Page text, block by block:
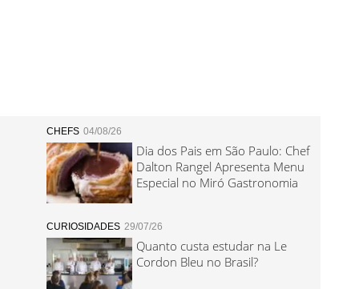
CHEFS 04/08/26
Dia dos Pais em São Paulo: Chef
Dalton Rangel Apresenta Menu
Especial no Miró Gastronomia
CURIOSIDADES 29/07/26
Quanto custa estudar na Le
Cordon Bleu no Brasil?